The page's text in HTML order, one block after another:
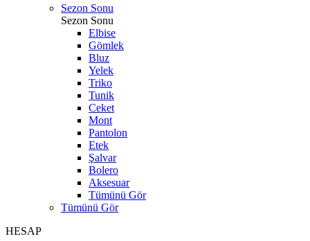
Sezon Sonu
Sezon Sonu
Elbise
Gömlek
Bluz
Yelek
Triko
Tunik
Ceket
Mont
Pantolon
Etek
Şalvar
Bolero
Aksesuar
Tümünü Gör
Tümünü Gör
HESAP